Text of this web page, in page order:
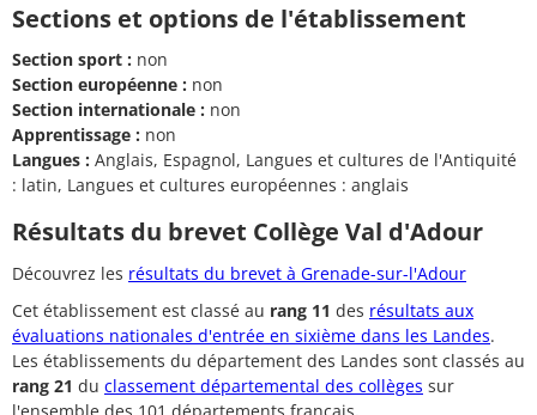
Sections et options de l'établissement
Section sport : non
Section européenne : non
Section internationale : non
Apprentissage : non
Langues : Anglais, Espagnol, Langues et cultures de l'Antiquité
: latin, Langues et cultures européennes : anglais
Résultats du brevet Collège Val d'Adour
Découvrez les résultats du brevet à Grenade-sur-l'Adour
Cet établissement est classé au rang 11 des résultats aux
évaluations nationales d'entrée en sixième dans les Landes.
Les établissements du département des Landes sont classés au
rang 21 du classement départemental des collèges sur
l'ensemble des 101 départements français.